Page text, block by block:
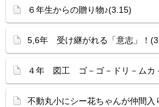
６年生からの贈り物♪(3.15)
5,6年 受け継がれる「意志」！
４年 図工 ゴ－ゴ－ドリ－ムカ
不動丸小にシー花ちゃんが仲間入